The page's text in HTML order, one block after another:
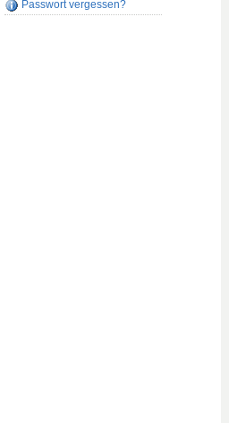
Passwort vergessen?